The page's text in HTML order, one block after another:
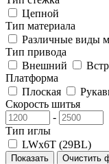
Цепной
Тип материала
Различные виды
Тип привода
Внешний
Платформа
Плоская
Скорость шитья
-
Тип иглы
LWx6T (29BL)